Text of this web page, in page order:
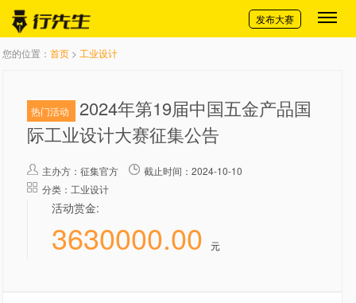
切换导航
发布大赛
您的位置： 首页 > 工业设计
热门活动
2024年第19届中国五金产品国
际工业设计大赛征集公告
主办方： 征集官方
截止时间：2024-10-10
分类：工业设计
活动赏金:
3630000.00 元